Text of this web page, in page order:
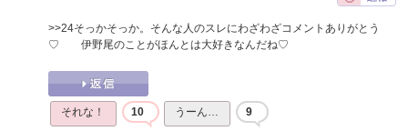
>>24そっかそっか。そんな人のスレにわざわざコメントありがとう
♡ 伊野尾のことがほんとは大好きなんだね♡
それな！ 10 うーん… 9